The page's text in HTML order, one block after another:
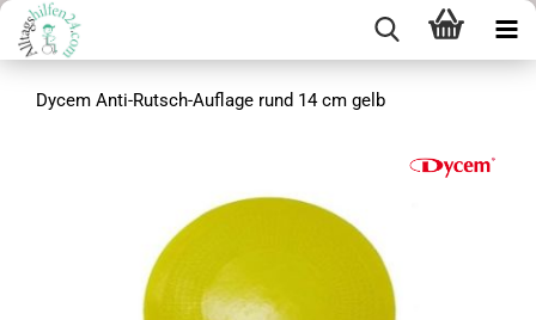
Dycem Anti-Rutsch-Auflage rund 14 cm gelb